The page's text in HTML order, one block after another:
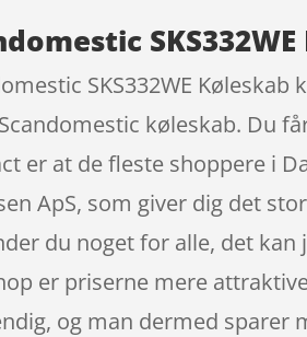
SKS332WE
køleskab. Du
er at de fleste shoppere i
ApS, som giver dig det
du noget for alle, det
er priserne mere
og man dermed sparer